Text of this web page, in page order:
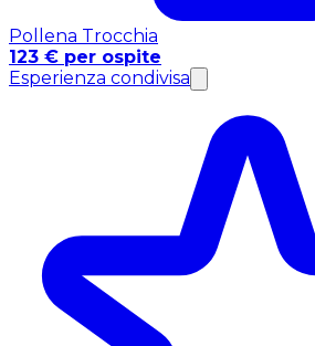
Pollena Trocchia
123 € per ospite
Esperienza condivisa